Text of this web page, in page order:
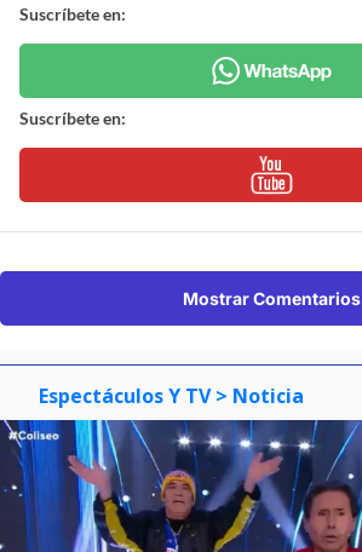
Suscríbete en:
Suscríbete en:
Mostrar Comentarios
Espectáculos Y TV > Noticia